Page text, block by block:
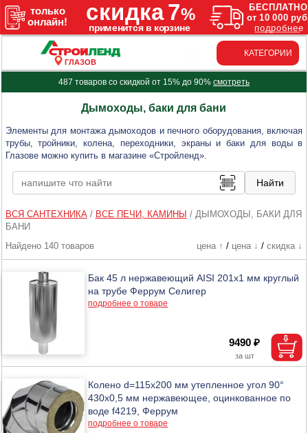
ГЛАЗОВ
КАТЕГОРИИ
487 товаров со скидкой от 15% до 90% смотреть
Дымоходы, баки для бани
Элементы для монтажа дымоходов и печного оборудования, включая
трубы, тройники, колена, переходники, экраны и баки для воды в
Глазове можно купить в магазине «Стройленд».
ВСЯ САНТЕХНИКА/ ВСЕ ПЕЧИ, КАМИНЫ / ДЫМОХОДЫ, БАКИ ДЛЯ
БАНИ
Найдено 140 товаров
цена ↑ / цена ↓ / скидка ↓
Бак 45 л нержавеющий AISI 201х1 мм круглый
на трубе Феррум Селигер
подробнее о товаре
9490 ₽
Колено d=115х200 мм утепленное угол 90°
430х0,5 мм нержавеющее, оцинкованное по
воде f4219, Феррум
подробнее о товаре